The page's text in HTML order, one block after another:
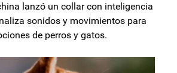
lanzó un collar con inteligencia
sonidos y movimientos para
de perros y gatos.